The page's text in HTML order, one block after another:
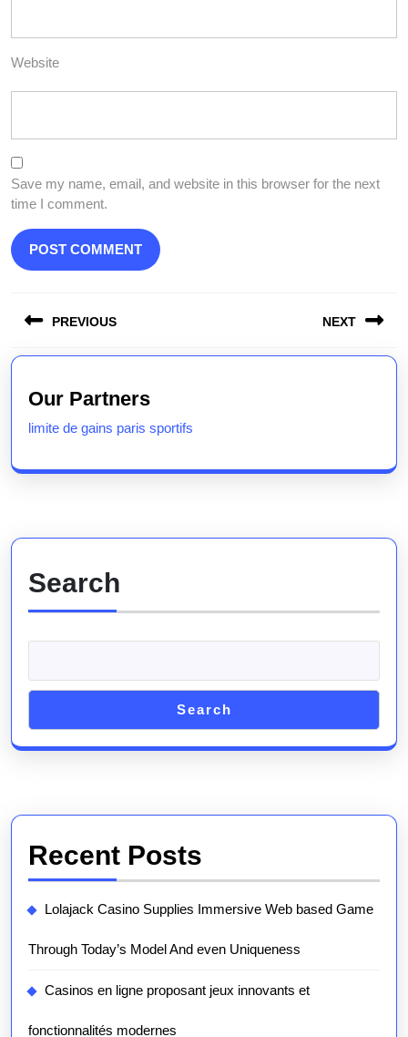
Website
Save my name, email, and website in this browser for the next
time I comment.
navigation
PREVIOUS
Previous
post:
NEXT
Our Partners
limite de gains paris sportifs
Search
Search
Recent Posts
Lolajack Casino Supplies Immersive Web based Game
Through Today’s Model And even Uniqueness
Casinos en ligne proposant jeux innovants et
fonctionnalités modernes